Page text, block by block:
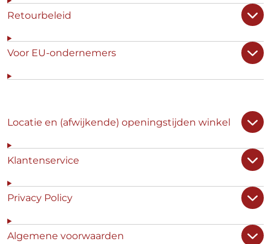
Retourbeleid
Voor EU-ondernemers
Locatie en (afwijkende) openingstijden winkel
Klantenservice
Privacy Policy
Algemene voorwaarden